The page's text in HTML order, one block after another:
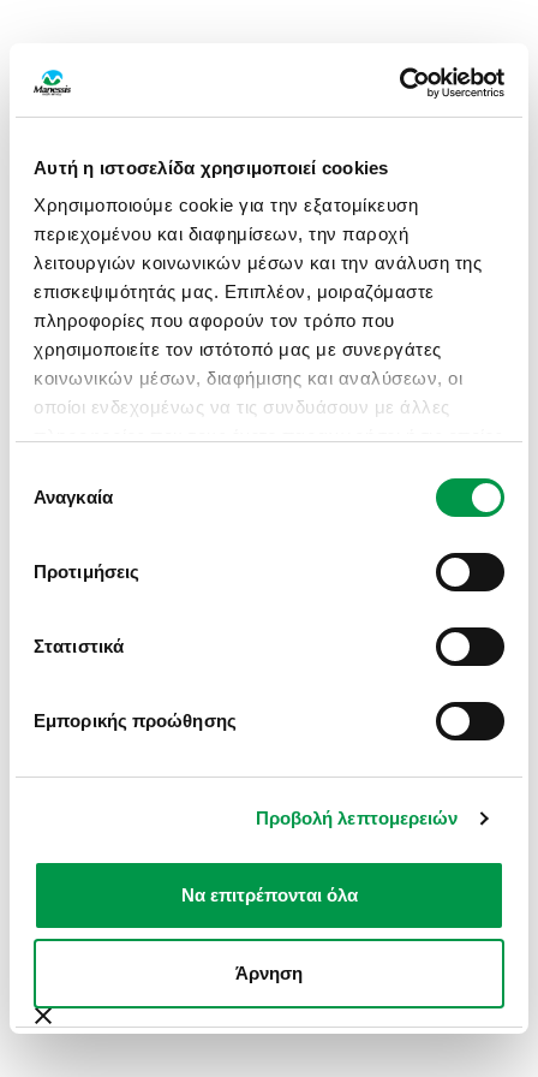
Αυτή η ιστοσελίδα χρησιμοποιεί cookies
Χρησιμοποιούμε cookie για την εξατομίκευση
περιεχομένου και διαφημίσεων, την παροχή
λειτουργιών κοινωνικών μέσων και την ανάλυση της
επισκεψιμότητάς μας. Επιπλέον, μοιραζόμαστε
πληροφορίες που αφορούν τον τρόπο που
χρησιμοποιείτε τον ιστότοπό μας με συνεργάτες
κοινωνικών μέσων, διαφήμισης και αναλύσεων, οι
οποίοι ενδεχομένως να τις συνδυάσουν με άλλες
χρήση των υπηρεσιών τους.
συγκατάθεσης
Αναγκαία
Προτιμήσεις
Στατιστικά
Εμπορικής προώθησης
Προβολή λεπτομερειών
Να επιτρέπονται όλα
Άρνηση
APPLICATION ERROR: A CLIENT-SIDE EXCEPTION HAS